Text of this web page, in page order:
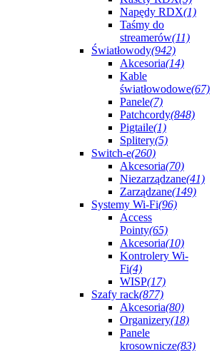
Napędy RDX(1)
Taśmy do
streamerów(11)
Światłowody(942)
Akcesoria(14)
Kable
światłowodowe(67)
Panele(7)
Patchcordy(848)
Pigtaile(1)
Splitery(5)
Switch-e(260)
Akcesoria(70)
Niezarządzane(41)
Zarządzane(149)
Systemy Wi-Fi(96)
Access
Pointy(65)
Akcesoria(10)
Kontrolery Wi-
Fi(4)
WISP(17)
Szafy rack(877)
Akcesoria(80)
Organizery(18)
Panele
krosownicze(83)